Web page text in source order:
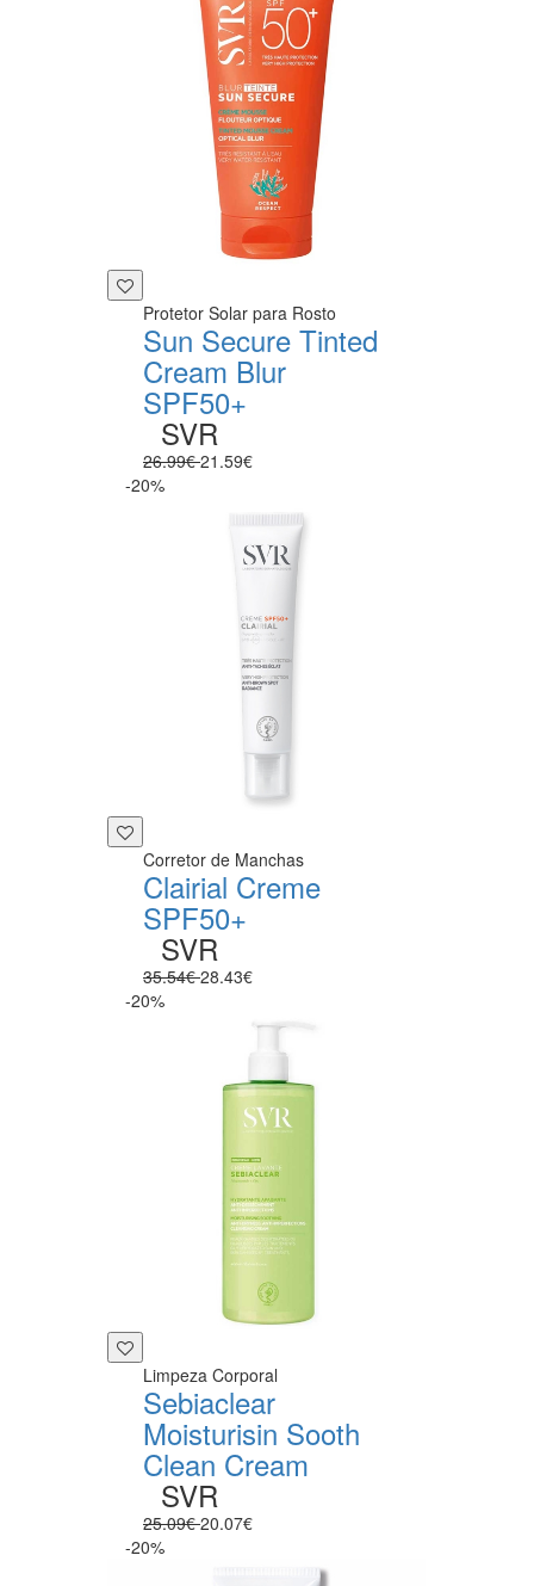
Protetor Solar para Rosto
Sun Secure Tinted
Cream Blur
SPF50+
SVR
26.99€21.59€
-20%
Corretor de Manchas
Clairial Creme
SPF50+
SVR
35.54€28.43€
-20%
Limpeza Corporal
Sebiaclear
Moisturisin Sooth
Clean Cream
SVR
25.09€20.07€
-20%